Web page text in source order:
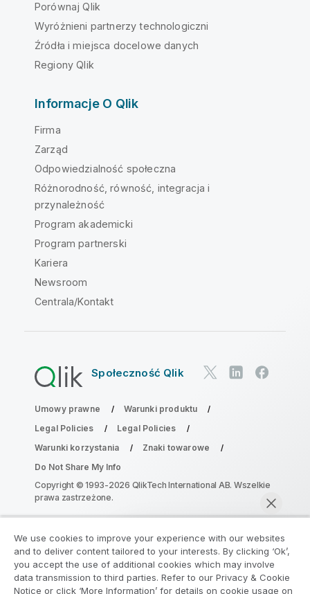
Porównaj Qlik
Wyróżnieni partnerzy technologiczni
Źródła i miejsca docelowe danych
Regiony Qlik
Informacje O Qlik
Firma
Zarząd
Odpowiedzialność społeczna
Różnorodność, równość, integracja i
przynależność
Program akademicki
Program partnerski
Kariera
Newsroom
Centrala/Kontakt
Społeczność Qlik
Umowy prawne
Warunki produktu
Legal Policies
Legal Policies
Warunki korzystania
Znaki towarowe
Do Not Share My Info
Copyright © 1993-2026 QlikTech International AB. Wszelkie
prawa zastrzeżone.
Dołącz do Programu Modernizacji
Analityki
We use cookies to improve your experience with our websites
and to deliver content tailored to your interests. By clicking ‘Ok’,
you accept the use of additional cookies which may involve
data transmission to third parties. Refer to our Privacy & Cookie
Notice or click ‘More Information’ for details on cookie usage on